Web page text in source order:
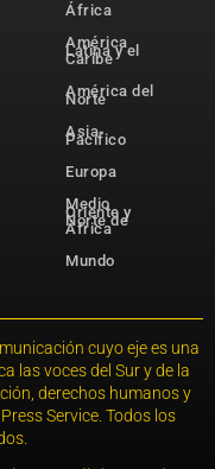
África
América
Latina y el
Caribe
América del
Norte
Asia-
Pacífico
Europa
Medio
Oriente y
Norte de
África
Mundo
cuyo eje es una
las voces del Sur y de la
derechos humanos y
Service. Todos los